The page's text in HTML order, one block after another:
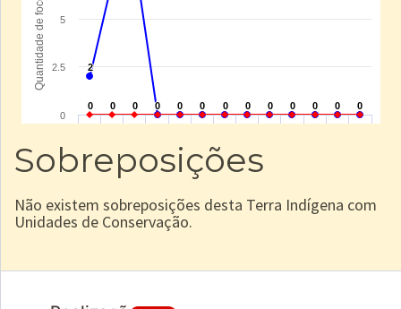
Sobreposições
Não existem sobreposições desta Terra Indígena com
Unidades de Conservação.